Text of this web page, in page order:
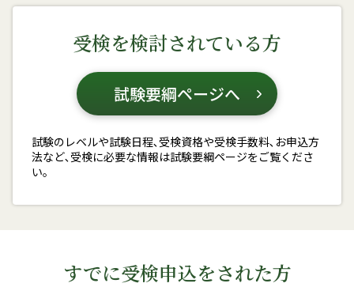
受検を検討されている方
試験要綱ページへ
試験のレベルや試験日程､受検資格や受検手数料､お申込方
法など､受検に必要な情報は試験要綱ページをご覧くださ
い。
すでに受検申込をされた方